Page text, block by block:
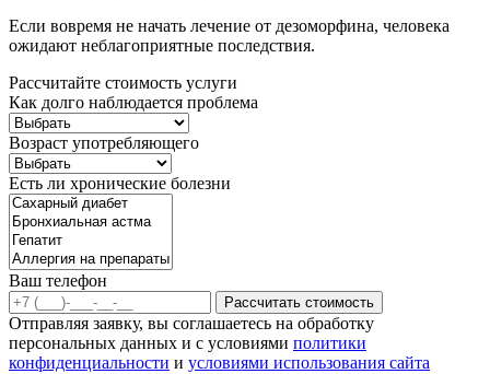
Если вовремя не начать лечение от дезоморфина, человека
ожидают неблагоприятные последствия.
Рассчитайте стоимость услуги
Как долго наблюдается проблема
Возраст употребляющего
Есть ли хронические болезни
Ваш телефон
Рассчитать стоимость
Отправляя заявку, вы соглашаетесь на обработку
персональных данных и с условиями политики
конфиденциальности и условиями использования сайта